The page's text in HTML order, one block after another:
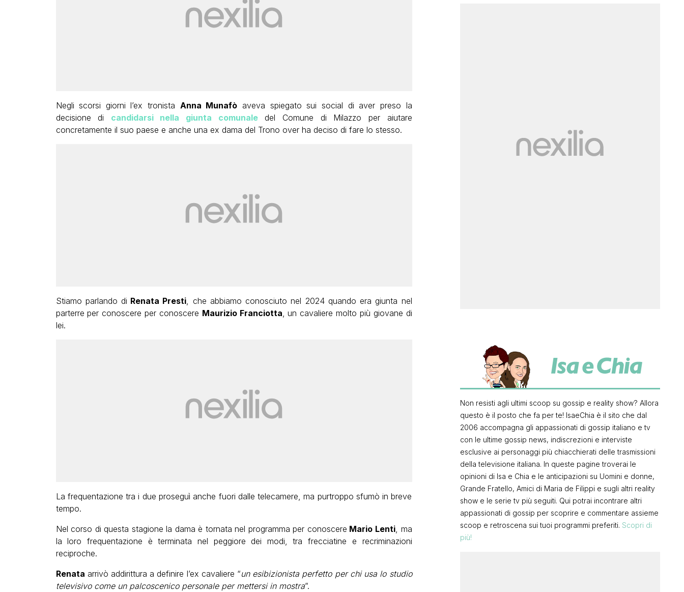
Negli scorsi giorni l’ex tronista Anna Munafò aveva spiegato sui social di aver preso la
decisione di candidarsi nella giunta comunaledel Comune di Milazzo per aiutare
concretamente il suo paese e anche una ex dama del Trono over ha deciso di fare lo stesso.
Stiamo parlando di Renata Presti , che abbiamo conosciuto nel 2024 quando era giunta nel
parterre per conoscere per conoscere Maurizio Franciotta , un cavaliere molto più giovane di
lei.
La frequentazione tra i due proseguì anche fuori dalle telecamere, ma purtroppo sfumò in breve
tempo.
Nel corso di questa stagione la dama è tornata nel programma per conoscere Mario Lenti, ma
la loro frequentazione è terminata nel peggiore dei modi, tra frecciatine e recriminazioni
reciproche.
Renata arrivò addirittura a definire l’ex cavaliere “un esibizionista perfetto per chi usa lo studio
televisivo come un palcoscenico personale per mettersi in mostra”.
Non resisti agli ultimi scoop su gossip e reality show? Allora
questo è il posto che fa per te! IsaeChia è il sito che dal
2006 accompagna gli appassionati di gossip italiano e tv
con le ultime gossip news, indiscrezioni e interviste
esclusive ai personaggi più chiacchierati delle trasmissioni
della televisione italiana. In queste pagine troverai le
opinioni di Isa e Chia e le anticipazioni su Uomini e donne,
Grande Fratello, Amici di Maria de Filippi e sugli altri reality
show e le serie tv più seguiti. Qui potrai incontrare altri
appassionati di gossip per scoprire e commentare assieme
scoop e retroscena sui tuoi programmi preferiti. Scopri di
più!